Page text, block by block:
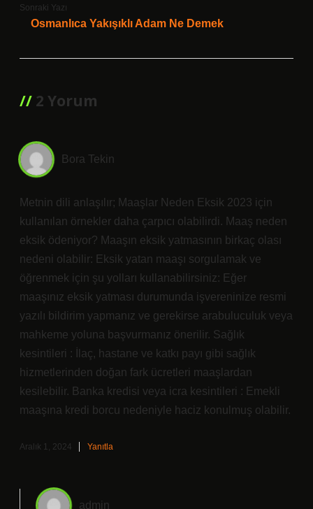
Sonraki Yazı
Osmanlıca Yakışıklı Adam Ne Demek
2 Yorum
Bora Tekin
Metnin dili anlaşılır; Maaşlar Neden Eksik 2023 için
kullanılan örnekler daha çarpıcı olabilirdi. Maaş neden
eksik ödeniyor? Maaşın eksik yatmasının birkaç olası
nedeni olabilir: Eksik yatan maaşı sorgulamak ve
öğrenmek için şu yolları kullanabilirsiniz: Eğer
maaşınız eksik yatması durumunda işvereninize resmi
yazılı bildirim yapmanız ve gerekirse arabuluculuk veya
mahkeme yoluna başvurmanız önerilir. Sağlık
kesintileri : İlaç, hastane ve katkı payı gibi sağlık
hizmetlerinden doğan fark ücretleri maaşlardan
kesilebilir. Banka kredisi veya icra kesintileri : Emekli
maaşına kredi borcu nedeniyle haciz konulmuş olabilir.
Aralık 1, 2024 Yanıtla
admin